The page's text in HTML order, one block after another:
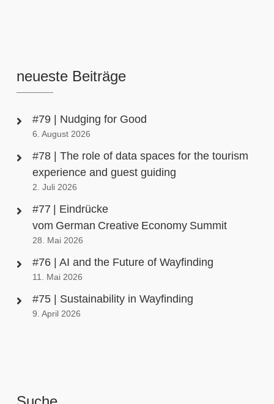
neueste Beiträge
#79 | Nudging for Good
6. August 2026
#78 | The role of data spaces for the tourism
experience and guest guiding
2. Juli 2026
#77 | Eindrücke
vom German Creative Economy Summit
28. Mai 2026
#76 | AI and the Future of Wayfinding
11. Mai 2026
#75 | Sustainability in Wayfinding
9. April 2026